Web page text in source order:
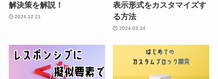
解決策を解説！
2024.12.21
表示形式をカスタマイズす
る方法
2024.03.24